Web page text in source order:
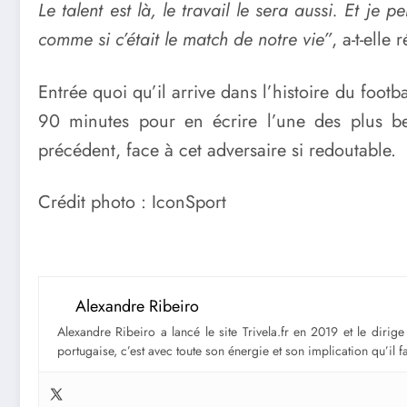
Le talent est là, le travail le sera aussi. Et je
comme si c’était le match de notre vie”, a-t-elle
Entrée quoi qu’il arrive dans l’histoire du
90 minutes pour en écrire l’une des plus
précédent, face à cet adversaire si redoutable.
Crédit photo : IconSport
Alexandre Ribeiro
Alexandre Ribeiro a lancé le site Trivela.fr en 2019 et le
portugaise, c’est avec toute son énergie et son implication